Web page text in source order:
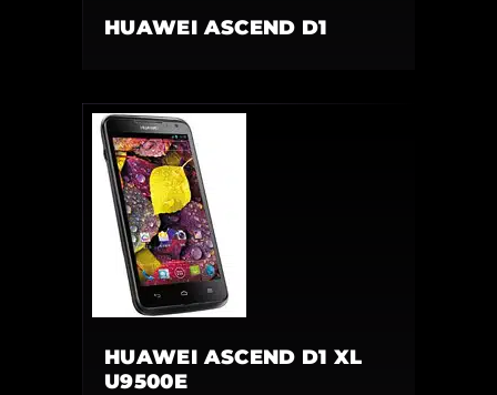
HUAWEI ASCEND D1
HUAWEI ASCEND D1 XL
U9500E